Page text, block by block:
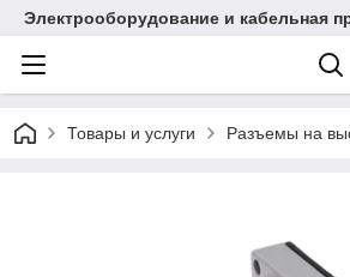
Электрооборудование и кабельная
Товары и услуги Разъемы на